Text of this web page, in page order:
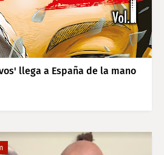
llega a España de la mano